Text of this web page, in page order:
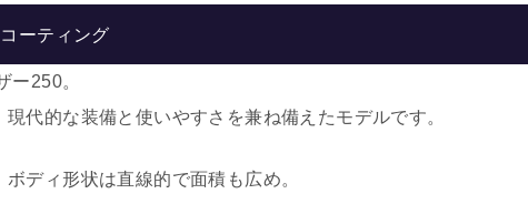
ーティング
ー250。
代的な装備と使いやすさを兼ね備えたモデルです。
ディ形状は直線的で面積も広め。